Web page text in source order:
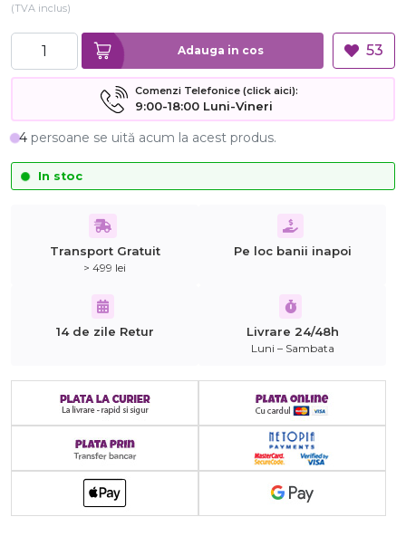
(TVA inclus)
Adauga in cos 53
Comenzi Telefonice (click aici):
9:00-18:00 Luni-Vineri
4 persoane se uită acum la acest produs.
In stoc
Transport Gratuit
> 499 lei
Pe loc banii inapoi
14 de zile Retur Livrare 24/48h
Luni – Sambata